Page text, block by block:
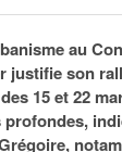
À Paris, les
16 juillet 2026
Saint-Agne
résidence à
au
justifie son
15 et 22